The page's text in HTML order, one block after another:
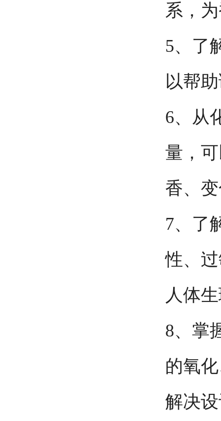
系，
5、了
以帮
6、从
量，
香、
7、了
性、
人体
8、掌
的氧
解决